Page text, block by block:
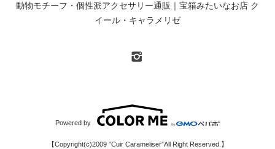
動物モチーフ・個性派アクセサリー通販｜宝箱みたいなお店 ク
イール・キャラメリゼ
Powered by
【Copyright(c)2009 ”Cuir Carameliser”All Right Reserved.】